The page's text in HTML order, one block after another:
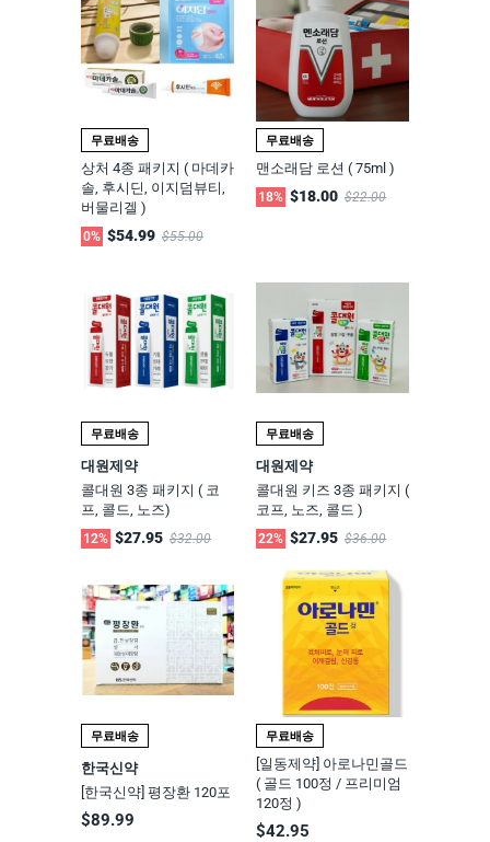
무료배송
상처 4종 패키지 ( 마데카
솔, 후시딘, 이지덤뷰티,
버물리겔 )
0% $54.99 $55.00
무료배송
맨소래담 로션 ( 75ml )
18% $18.00 $22.00
무료배송
대원제약
콜대원 3종 패키지 ( 코
프, 콜드, 노즈)
12% $27.95 $32.00
무료배송
대원제약
콜대원 키즈 3종 패키지 (
코프, 노즈, 콜드 )
22% $27.95 $36.00
무료배송
한국신약
[한국신약] 평장환 120포
$89.99
무료배송
[일동제약] 아로나민골드
( 골드 100정 / 프리미엄
120정 )
$42.95